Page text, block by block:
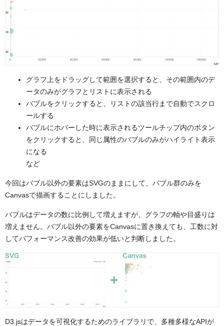
グラフ上をドラッグして範囲を選択すると、その範囲内のデ
ータのみがグラフとリストに表示される
バブルをクリックすると、リストの該当行まで自動でスクロ
ールする
バブルにホバーした時に表示されるツールチップ内のボタン
をクリックすると、同じ属性のバブルのみがハイライト表示
になる
など
今回はバブル以外の要素はSVGのままにして、バブル群のみを
Canvasで描画することにしました。
バブルはデータの数に比例して増えますが、グラフの軸や目盛りは
増えません。バブル以外の要素をCanvasに置き換えても、工数に対
してパフォーマンス改善の効果が低いと判断しました。
D3.jsはデータを可視化するためのライブラリで、多種多様なAPIが